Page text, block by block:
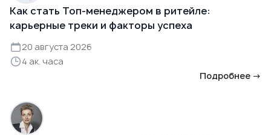
Как стать Топ-менеджером в ритейле:
карьерные треки и факторы успеха
20 августа 2026
4 ак. часа
Подробнее →